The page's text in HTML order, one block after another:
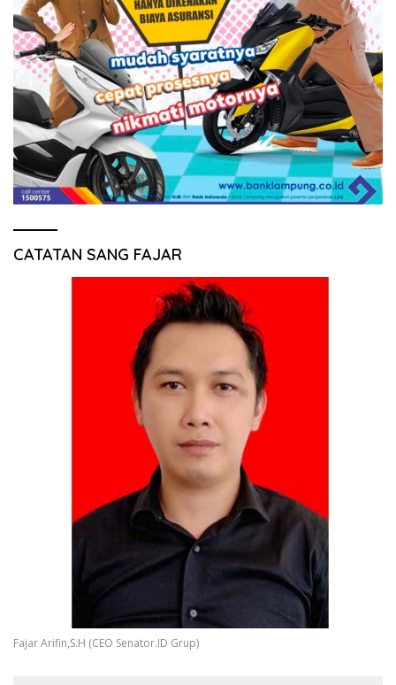
CATATAN SANG FAJAR
Fajar Arifin,S.H (CEO Senator.ID Grup)